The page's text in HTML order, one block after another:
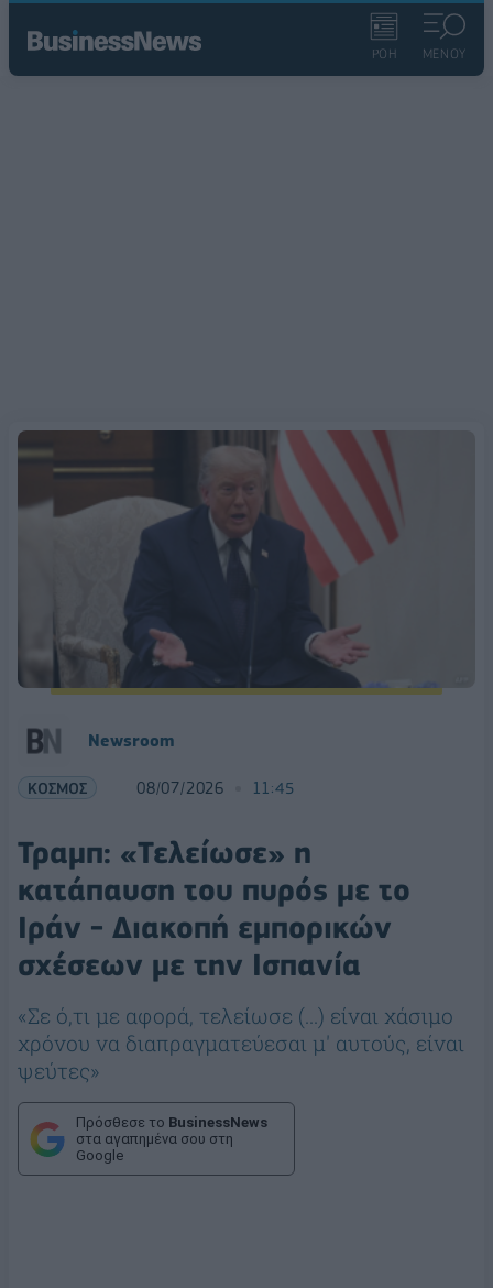
ΡΟΗ ΜΕΝΟΥ
Newsroom
ΚΟΣΜΟΣ 08/07/2026 11:45
Τραμπ: «Τελείωσε» η
κατάπαυση του πυρός με το
Ιράν - Διακοπή εμπορικών
σχέσεων με την Ισπανία
«Σε ό,τι με αφορά, τελείωσε (...) είναι χάσιμο
χρόνου να διαπραγματεύεσαι μ' αυτούς, είναι
ψεύτες»
Πρόσθεσε το BusinessNews
στα αγαπημένα σου στη
Google